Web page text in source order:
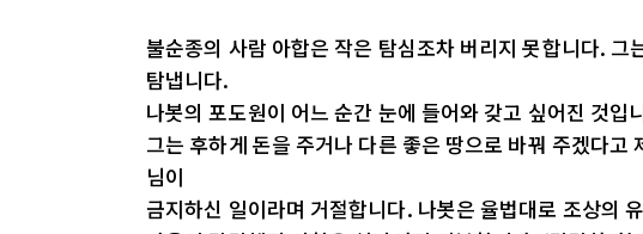
불순종의 사람 아합은 작은 탐심조차 버리지 못합니다. 그
탐냅니다.
나봇의 포도원이 어느 순간 눈에 들어와 갖고 싶어진 것입
그는 후하게 돈을 주거나 다른 좋은 땅으로 바꿔 주겠다
님이
금지하신 일이라며 거절합니다. 나봇은 율법대로 조상의